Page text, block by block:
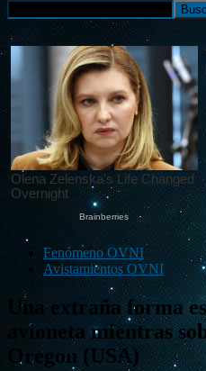
Fenómeno OVNI
Avistamientos OVNI
Una extraña forma
avioneta mientras
Oregon (USA)